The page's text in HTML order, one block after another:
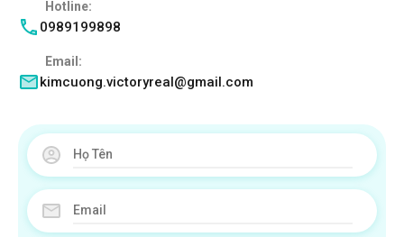
Hotline:
0989199898
Email:
kimcuong.victoryreal@gmail.com